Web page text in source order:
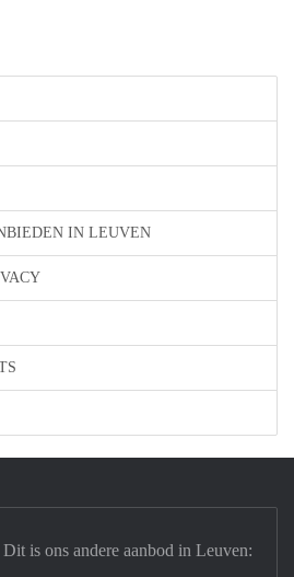
IN LEUVEN
is ons andere aanbod in Leuven: